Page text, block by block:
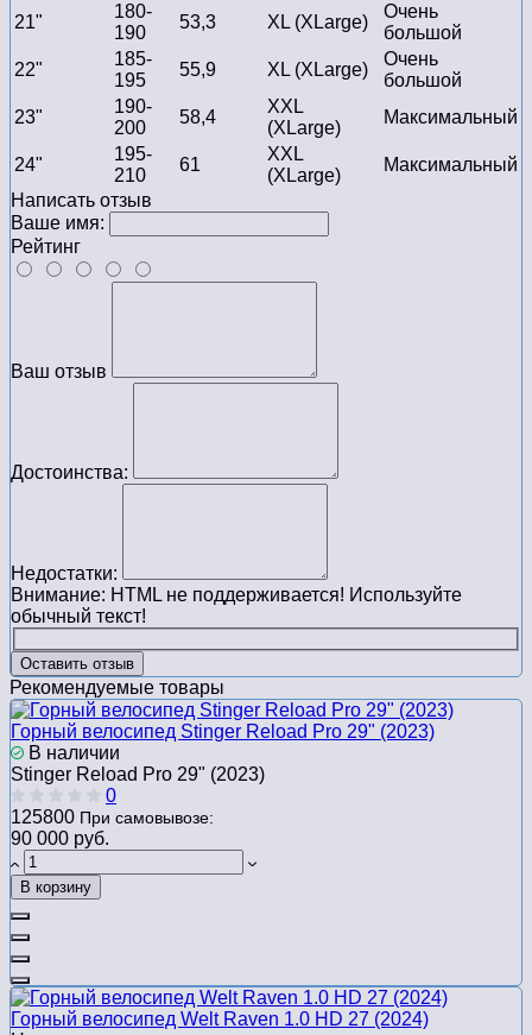
21"
180-
190
53,3 XL (XLarge)
Очень
большой
22"
185-
195
55,9 XL (XLarge)
Очень
большой
23"
190-
200
58,4
XXL
(XLarge)
Максимальный
24"
195-
210
61
XXL
(XLarge)
Максимальный
Написать отзыв
Ваше имя:
Рейтинг
Ваш отзыв
Достоинства:
Недостатки:
Внимание: HTML не поддерживается! Используйте
обычный текст!
Оставить отзыв
Рекомендуемые товары
Горный велосипед Stinger Reload Pro 29" (2023)
В наличии
Stinger Reload Pro 29" (2023)
0
125800 При самовывозе:
90 000 руб.
В корзину
Горный велосипед Welt Raven 1.0 HD 27 (2024)